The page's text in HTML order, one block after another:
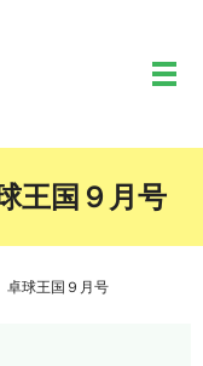
メ
王国９月号
卓球王国９月号